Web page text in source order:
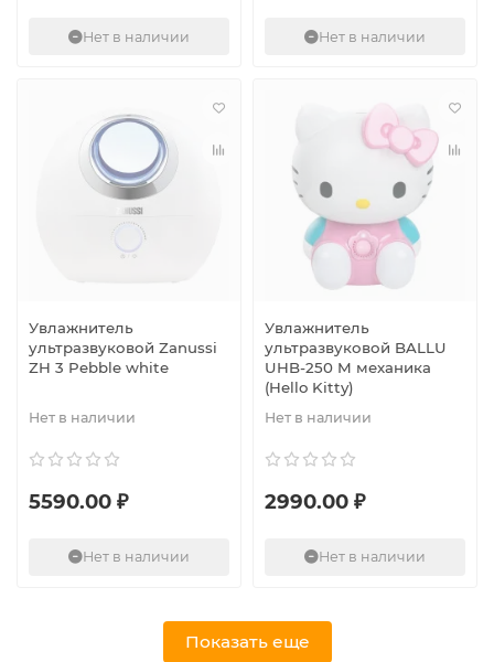
Нет в наличии Нет в наличии
Увлажнитель
ультразвуковой Zanussi
ZH 3 Pebble white
Нет в наличии
5590.00 ₽
Нет в наличии
Увлажнитель
ультразвуковой BALLU
UHB-250 M механика
(Hello Kitty)
Нет в наличии
2990.00 ₽
Нет в наличии
Показать еще